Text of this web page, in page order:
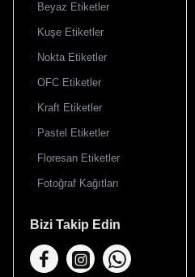
Beyaz Etiketler
Kuşe Etiketler
Nokta Etiketler
OFC Etiketler
Kraft Etiketler
Pastel Etiketler
Floresan Etiketler
Fotoğraf Kağıtları
Bizi Takip Edin